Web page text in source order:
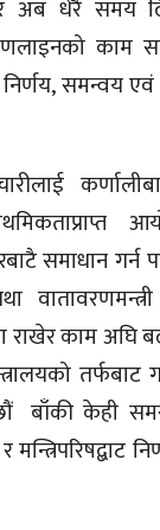
अब धेरै समय
काम
समन्वय एवं
समाधान
राखेर काम अघि
तर्फबाट
बाँकी केही